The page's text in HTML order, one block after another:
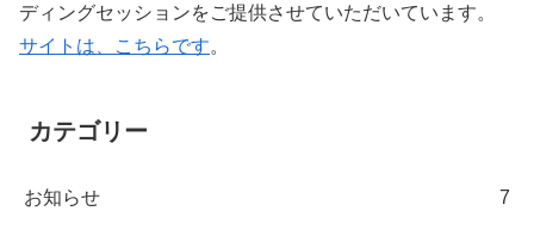
ディングセッションをご提供させていただいています。
サイトは、こちらです。
カテゴリー
お知らせ 7